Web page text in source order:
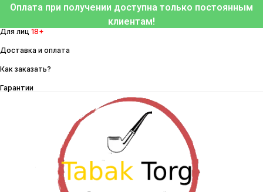
Перейти
содержимому
Оплата при получении доступна только постоянным
клиентам!
Для лиц 18+
Доставка и оплата
Как заказать?
Гарантии